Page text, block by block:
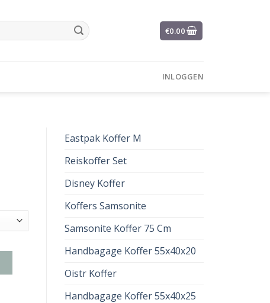
€0.00
INLOGGEN
Eastpak Koffer M
Reiskoffer Set
Disney Koffer
Koffers Samsonite
Samsonite Koffer 75 Cm
Handbagage Koffer 55x40x20
Oistr Koffer
Handbagage Koffer 55x40x25